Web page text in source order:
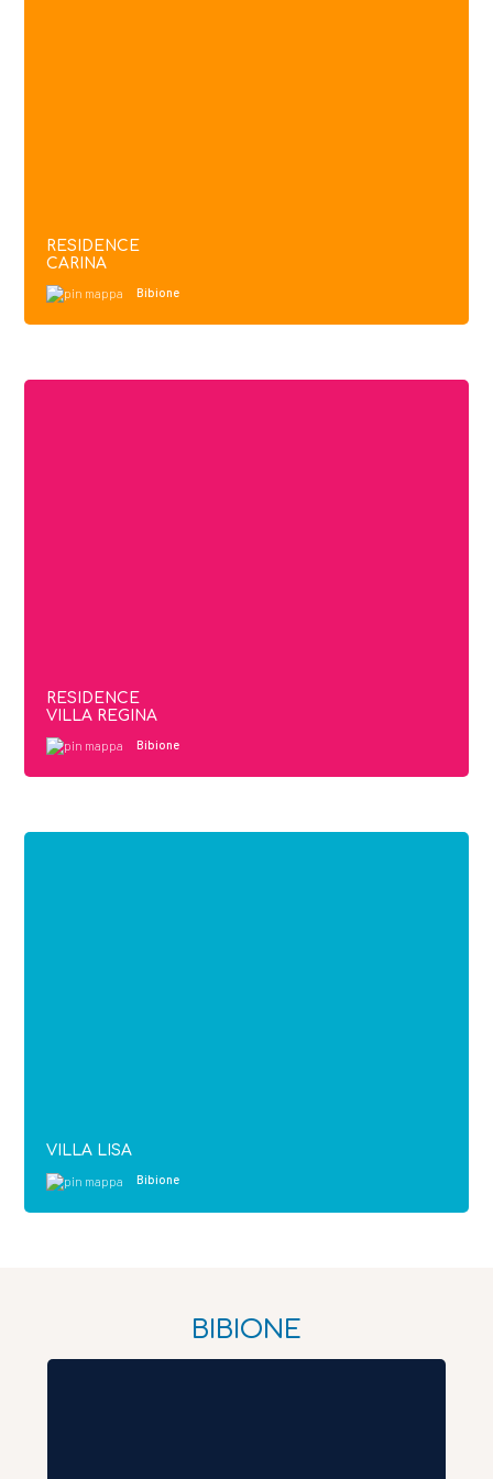
RESIDENCE
CARINA
Bibione
RESIDENCE
VILLA REGINA
Bibione
VILLA LISA
Bibione
BIBIONE